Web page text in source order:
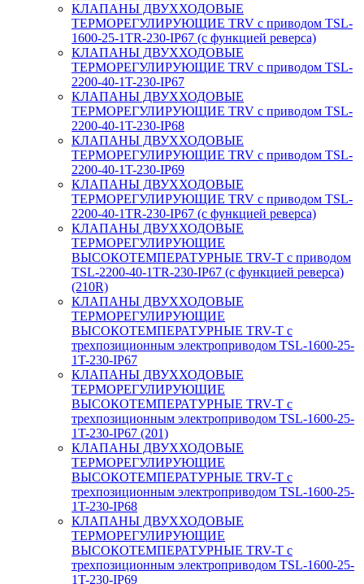
КЛАПАНЫ ДВУХХОДОВЫЕ
ТЕРМОРЕГУЛИРУЮЩИЕ TRV с приводом TSL-
1600-25-1TR-230-IP67 (с функцией реверса)
КЛАПАНЫ ДВУХХОДОВЫЕ
ТЕРМОРЕГУЛИРУЮЩИЕ TRV с приводом TSL-
2200-40-1T-230-IP67
КЛАПАНЫ ДВУХХОДОВЫЕ
ТЕРМОРЕГУЛИРУЮЩИЕ TRV с приводом TSL-
2200-40-1T-230-IP68
КЛАПАНЫ ДВУХХОДОВЫЕ
ТЕРМОРЕГУЛИРУЮЩИЕ TRV с приводом TSL-
2200-40-1T-230-IP69
КЛАПАНЫ ДВУХХОДОВЫЕ
ТЕРМОРЕГУЛИРУЮЩИЕ TRV с приводом TSL-
2200-40-1TR-230-IP67 (с функцией реверса)
КЛАПАНЫ ДВУХХОДОВЫЕ
ТЕРМОРЕГУЛИРУЮЩИЕ
ВЫСОКОТЕМПЕРАТУРНЫЕ TRV-T с приводом
TSL-2200-40-1TR-230-IP67 (с функцией реверса)
(210R)
КЛАПАНЫ ДВУХХОДОВЫЕ
ТЕРМОРЕГУЛИРУЮЩИЕ
ВЫСОКОТЕМПЕРАТУРНЫЕ TRV-T с
трехпозиционным электроприводом TSL-1600-25-
1T-230-IP67
КЛАПАНЫ ДВУХХОДОВЫЕ
ТЕРМОРЕГУЛИРУЮЩИЕ
ВЫСОКОТЕМПЕРАТУРНЫЕ TRV-T с
трехпозиционным электроприводом TSL-1600-25-
1T-230-IP67 (201)
КЛАПАНЫ ДВУХХОДОВЫЕ
ТЕРМОРЕГУЛИРУЮЩИЕ
ВЫСОКОТЕМПЕРАТУРНЫЕ TRV-T с
трехпозиционным электроприводом TSL-1600-25-
1T-230-IP68
КЛАПАНЫ ДВУХХОДОВЫЕ
ТЕРМОРЕГУЛИРУЮЩИЕ
ВЫСОКОТЕМПЕРАТУРНЫЕ TRV-T с
трехпозиционным электроприводом TSL-1600-25-
1T-230-IP69